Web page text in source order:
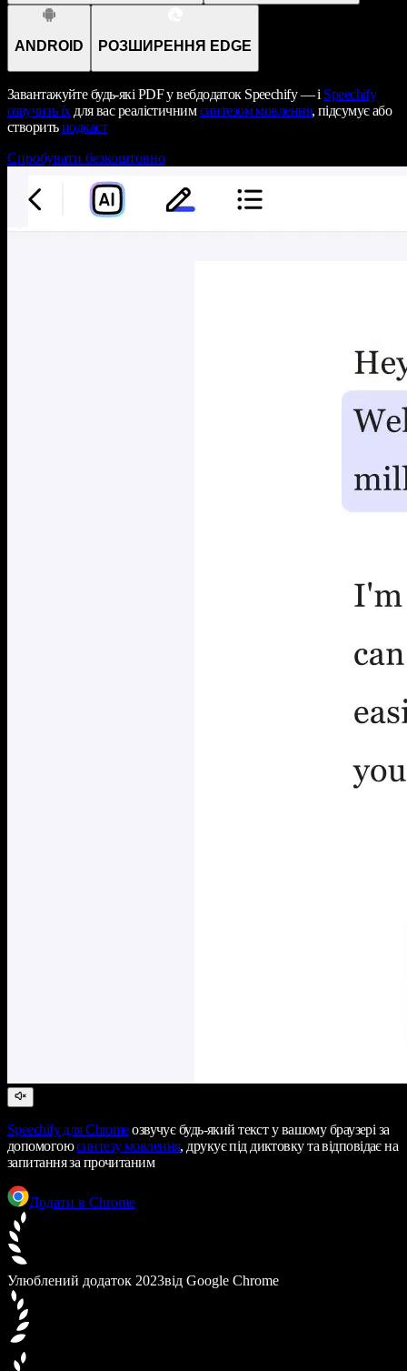
ANDROID РОЗШИРЕННЯ EDGE
Завантажуйте будь-які PDF у вебдодаток Speechify — і Speechify
озвучить їхдля вас реалістичнимсинтезом мовлення, підсумує або
створитьподкаст
Спробувати безкоштовно
Speechifyдля Chromeозвучує будь-який текст у вашому браузері за
допомогоюсинтезу мовлення, друкує під диктовку та відповідає на
запитання за прочитаним
Додати в Chrome
Улюблений додаток 2023від Google Chrome